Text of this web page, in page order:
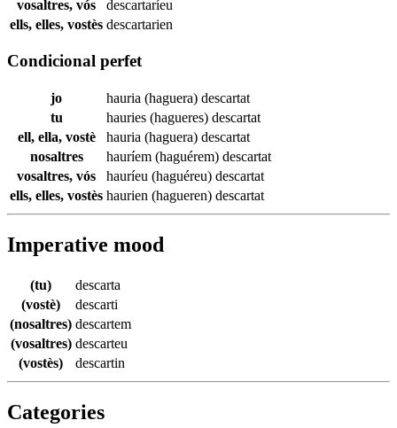
vosaltres, vós
descartaríeu
ells, elles, vostès descartarien
Condicional perfet
jo hauria (haguera) descartat
tu
hauries (hagueres) descartat
ell, ella, vostè
hauria (haguera) descartat
nosaltres
hauríem (haguérem) descartat
vosaltres, vós
hauríeu (haguéreu) descartat
ells, elles, vostès haurien (hagueren) descartat
Imperative mood
(tu)
descarta
(vostè)
descarti
(nosaltres) descartem
(vosaltres) descarteu
(vostès)
descartin
Categories